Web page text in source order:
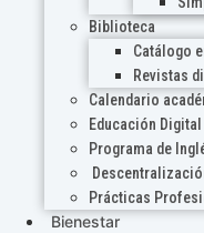
Biblioteca
Catálogo
Revistas
Calendario
Educación Digital
Programa de
Prácticas
Bienestar